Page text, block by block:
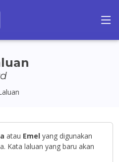
atau Emel yang digunakan
Kata laluan yang baru akan